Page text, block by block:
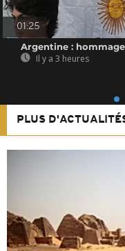
01:25
Argentine :
Il y a 3 heures
PLUS